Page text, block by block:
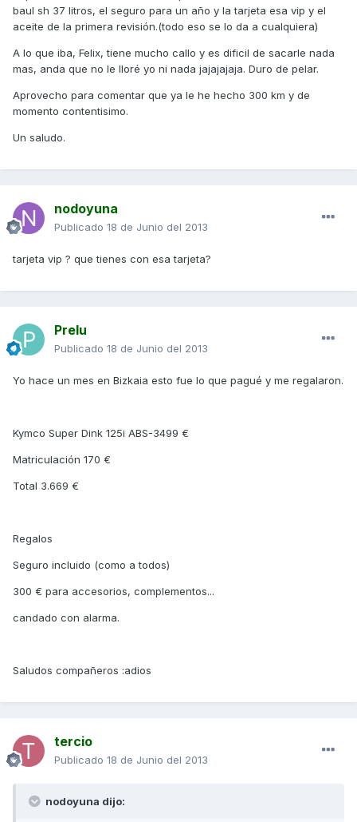
baul sh 37 litros, el seguro para un año y la tarjeta esa vip y el
aceite de la primera revisión.(todo eso se lo da a cualquiera)
A lo que iba, Felix, tiene mucho callo y es dificil de sacarle nada
mas, anda que no le lloré yo ni nada jajajajaja. Duro de pelar.
Aprovecho para comentar que ya le he hecho 300 km y de
momento contentisimo.
Un saludo.
nodoyuna
Publicado 18 de Junio del 2013
tarjeta vip ? que tienes con esa tarjeta?
Prelu
Publicado 18 de Junio del 2013
Yo hace un mes en Bizkaia esto fue lo que pagué y me regalaron.
Kymco Super Dink 125i ABS-3499 €
Matriculación 170 €
Total 3.669 €
Regalos
Seguro incluido (como a todos)
300 € para accesorios, complementos...
candado con alarma.
Saludos compañeros :adios
tercio
Publicado 18 de Junio del 2013
nodoyuna dijo: